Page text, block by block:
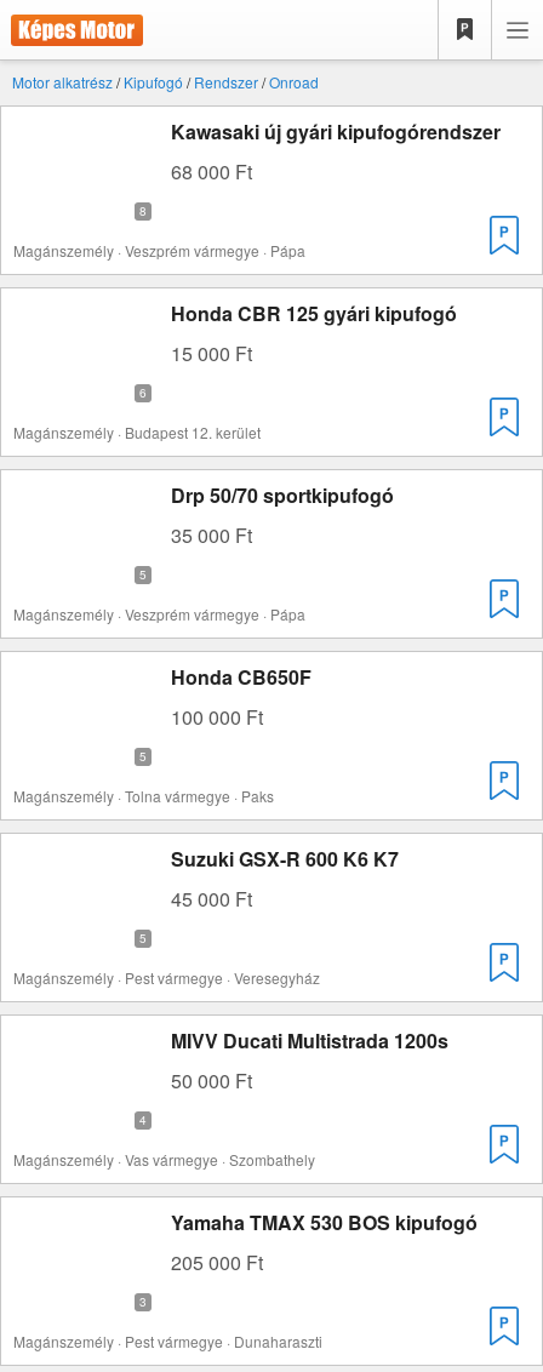
Motor alkatrész/Kipufogó /Rendszer/Onroad
Kawasaki új gyári kipufogórendszer
68 000 Ft
Magánszemély · Veszprém vármegye · Pápa
Honda CBR 125 gyári kipufogó
15 000 Ft
Magánszemély · Budapest 12. kerület
Drp 50/70 sportkipufogó
35 000 Ft
Magánszemély · Veszprém vármegye · Pápa
Honda CB650F
100 000 Ft
Magánszemély · Tolna vármegye · Paks
Suzuki GSX-R 600 K6 K7
45 000 Ft
Magánszemély · Pest vármegye · Veresegyház
MIVV Ducati Multistrada 1200s
50 000 Ft
Magánszemély · Vas vármegye · Szombathely
Yamaha TMAX 530 BOS kipufogó
205 000 Ft
Magánszemély · Pest vármegye · Dunaharaszti